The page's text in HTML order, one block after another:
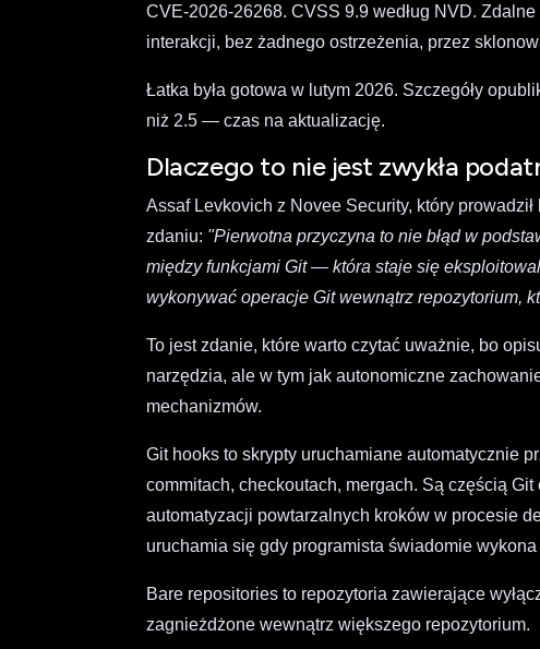
CVE-2026-26268. CVSS 9.9 według NVD.
interakcji, bez żadnego ostrzeżenia, przez
Łatka była gotowa w lutym 2026. Szczegóły
niż 2.5 — czas na aktualizację.
Dlaczego to nie jest zwykła
Assaf Levkovich z Novee Security, który
zdaniu: "Pierwotna przyczyna to nie błąd w
między funkcjami Git — która staje się
wykonywać operacje Git wewnątrz repozytorium,
To jest zdanie, które warto czytać uważnie, bo
narzędzia, ale w tym jak autonomiczne
mechanizmów.
Git hooks to skrypty uruchamiane automatycznie
commitach, checkoutach, mergach. Są częścią
automatyzacji powtarzalnych kroków w procesie
uruchamia się gdy programista świadomie
Bare repositories to repozytoria zawierające
zagnieżdżone wewnątrz większego repozytorium.